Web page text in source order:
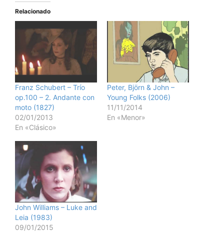
Relacionado
Franz Schubert – Trío
op.100 – 2. Andante con
moto (1827)
02/01/2013
En «Clásico»
Peter, Björn & John –
Young Folks (2006)
11/11/2014
En «Menor»
John Williams – Luke and
Leia (1983)
09/01/2015